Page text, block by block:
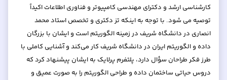
کارشناسی ارشد و دکترای مهندسی کامپیوتر و فناوری اطلاعات اکیداً
توصیه می شود. با توجه به اینکه تز دکتری و تخصص استاد محمد
انصاری در دانشگاه شریف در زمینه الگوریتم است و ایشان با بزرگان
داده و الگوریتم ایران در دانشگاه شریف کار می‌کند و آشنایی کاملی با
طرز فکر طراحان سؤال دارد، پلتفرم پرلایک به ایشان پیشنهاد کرد که
دروس حیاتی ساختمان داده و طراحی الگوریتم را به صورت عمیق و